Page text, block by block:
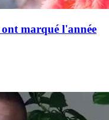
marqué l'année